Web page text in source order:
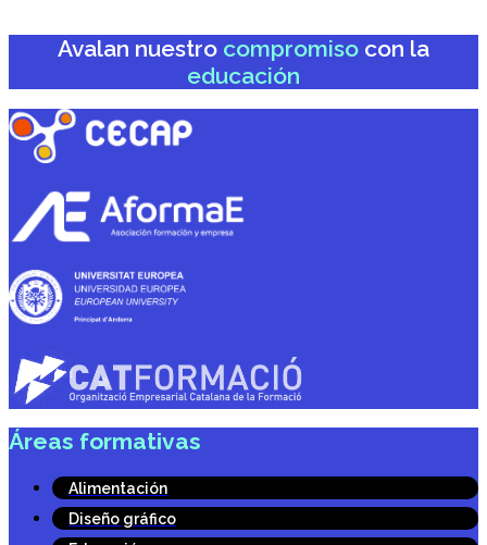
Avalan nuestro compromiso con la
educación
Áreas formativas
Alimentación
Diseño gráfico